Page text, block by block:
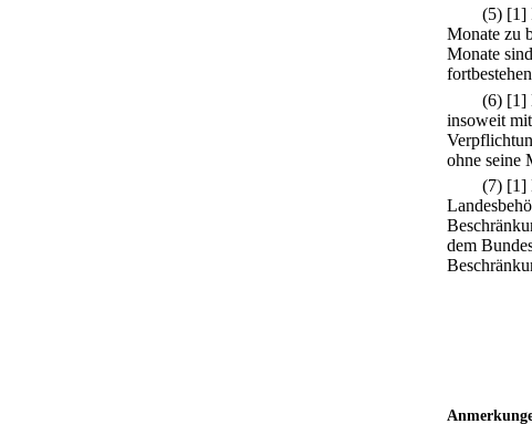
(5) [1]
Monate zu
Monate
(6) [1]
insoweit
ohne seine
(7) [1]
dem